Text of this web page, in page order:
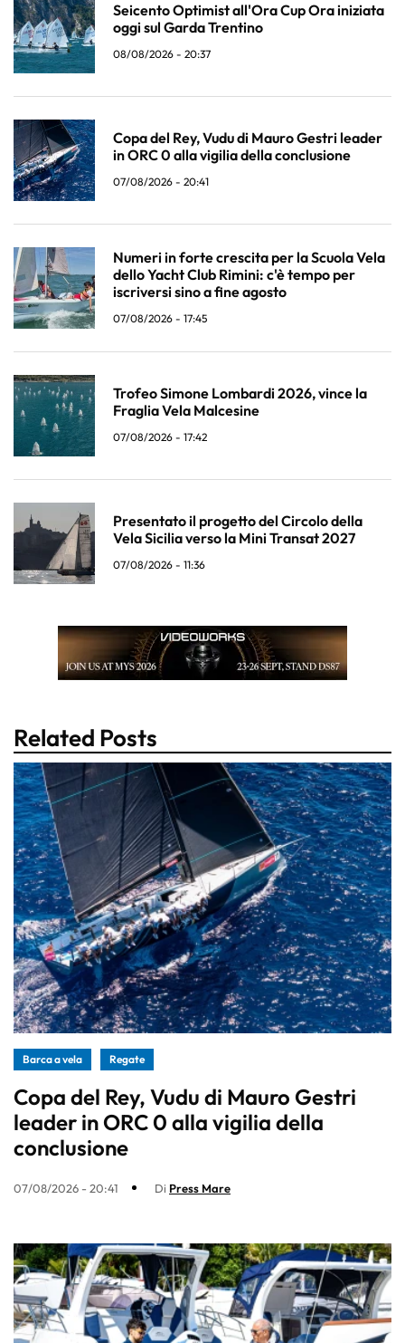
Seicento Optimist all'Ora Cup Ora iniziata
oggi sul Garda Trentino
08/08/2026 - 20:37
Copa del Rey, Vudu di Mauro Gestri leader
in ORC 0 alla vigilia della conclusione
07/08/2026 - 20:41
Numeri in forte crescita per la Scuola Vela
dello Yacht Club Rimini: c'è tempo per
iscriversi sino a fine agosto
07/08/2026 - 17:45
Trofeo Simone Lombardi 2026, vince la
Fraglia Vela Malcesine
07/08/2026 - 17:42
Presentato il progetto del Circolo della
Vela Sicilia verso la Mini Transat 2027
07/08/2026 - 11:36
Related Posts
Barca a vela Regate
Copa del Rey, Vudu di Mauro Gestri
leader in ORC 0 alla vigilia della
conclusione
07/08/2026 - 20:41 Di Press Mare